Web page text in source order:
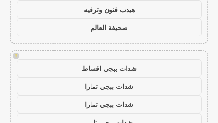
هيدب فنون وترفيه
صحيفة العالم
!
شدات ببجي اقساط
شدات ببجي تمارا
شدات ببجي تمارا